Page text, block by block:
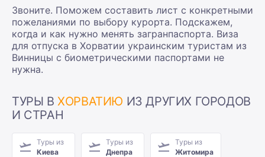
Звоните. Поможем составить лист с конкретными
пожеланиями по выбору курорта. Подскажем,
когда и как нужно менять загранпаспорта. Виза
для отпуска в Хорватии украинским туристам из
Винницы с биометрическими паспортами не
нужна.
ТУРЫ ВХОРВАТИЮ ИЗ ДРУГИХ ГОРОДОВ
И СТРАН
Туры из
Киева
Туры из
Днепра
Туры из
Житомира